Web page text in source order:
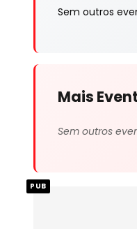
Sem outros
Mais
Sem outros
PUB